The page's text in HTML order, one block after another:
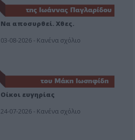
Να αποσυρθεί. Χθες.
03-08-2026 - Κανένα σχόλιο
Οίκοι ευγηρίας
24-07-2026 - Κανένα σχόλιο